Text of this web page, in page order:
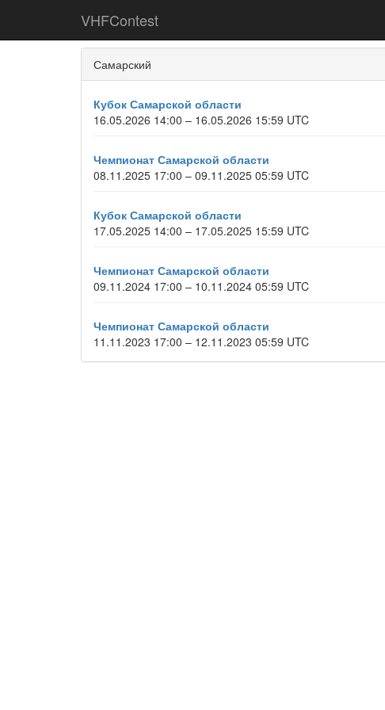
VHFContest
Самарский
Кубок Самарской области
16.05.2026 14:00 – 16.05.2026 15:59 UTC
Чемпионат Самарской области
08.11.2025 17:00 – 09.11.2025 05:59 UTC
Кубок Самарской области
17.05.2025 14:00 – 17.05.2025 15:59 UTC
Чемпионат Самарской области
09.11.2024 17:00 – 10.11.2024 05:59 UTC
Чемпионат Самарской области
11.11.2023 17:00 – 12.11.2023 05:59 UTC